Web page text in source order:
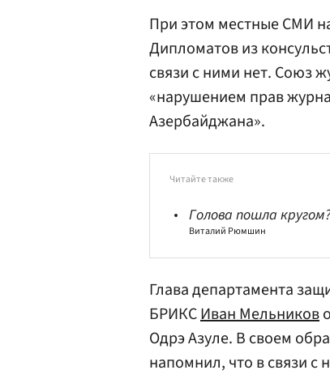
При этом местные СМИ
Дипломатов из
связи с ними нет. Союз
«нарушением прав
Азербайджана».
Читайте также
Голова пошла
Виталий Рюмшин
Глава департамента
БРИКСИван Мельников
Одрэ Азуле. В своем
напомнил, что в связи